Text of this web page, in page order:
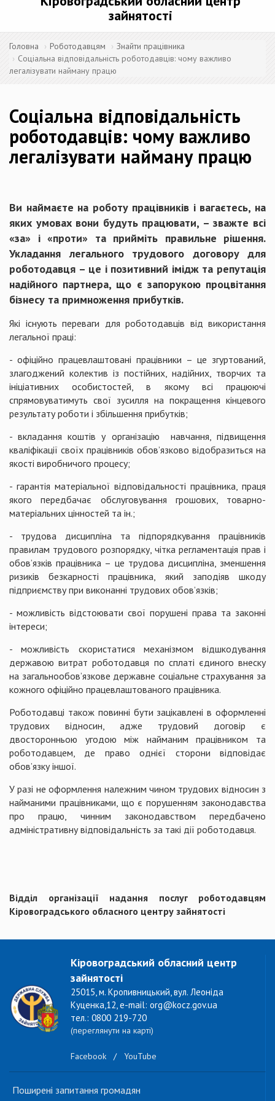
зайнятості
Головна Роботодавцям
Знайти працівника
Соціальна відповідальність роботодавців: чому важливо
легалізувати найману працю
Соціальна відповідальність
роботодавців: чому важливо
легалізувати найману працю
Ви наймаєте на роботу працівників і вагаєтесь, на
яких умовах вони будуть працювати, – зважте всі
«за» і «проти» та прийміть правильне рішення.
Укладання легального трудового договору для
роботодавця – це і позитивний імідж та репутація
надійного партнера, що є запорукою процвітання
бізнесу та примноження прибутків.
Які існують переваги для роботодавців від використання
легальної праці:
- офіційно працевлаштовані працівники – це згуртований,
злагоджений колектив із постійних, надійних, творчих та
ініціативних особистостей, в якому всі працюючі
спрямовуватимуть свої зусилля на покращення кінцевого
результату роботи і збільшення прибутків;
- вкладання коштів у організацію навчання, підвищення
кваліфікації своїх працівників обов’язково відобразиться на
якості виробничого процесу;
- гарантія матеріальної відповідальності працівника, праця
якого передбачає обслуговування грошових, товарно-
матеріальних цінностей та ін.;
- трудова дисципліна та підпорядкування працівників
правилам трудового розпорядку, чітка регламентація прав і
обов’язків працівника – це трудова дисципліна, зменшення
ризиків безкарності працівника, який заподіяв шкоду
підприємству при виконанні трудових обов’язків;
- можливість відстоювати свої порушені права та законні
інтереси;
- можливість скористатися механізмом відшкодування
державою витрат роботодавця по сплаті єдиного внеску
на загальнообов’язкове державне соціальне страхування за
кожного офіційно працевлаштованого працівника.
Роботодавці також повинні бути зацікавлені в оформленні
трудових відносин, адже трудовий договір є
двосторонньою угодою між найманим працівником та
роботодавцем, де право однієї сторони відповідає
обов’язку іншої.
У разі не оформлення належним чином трудових відносин з
найманими працівниками, що є порушенням законодавства
про працю, чинним законодавством передбачено
адміністративну відповідальність за такі дії роботодавця.
Відділ організації надання послуг роботодавцям
Кіровоградського обласного центру зайнятості
Кіровоградський обласний центр
зайнятості
25015, м. Кропивницький, вул. Леоніда
Куценка,12, e-mail: org@kocz.gov.ua
тел.: 0800 219-720
(переглянути на карті)
Facebook / YouTube
Поширені запитання громадян